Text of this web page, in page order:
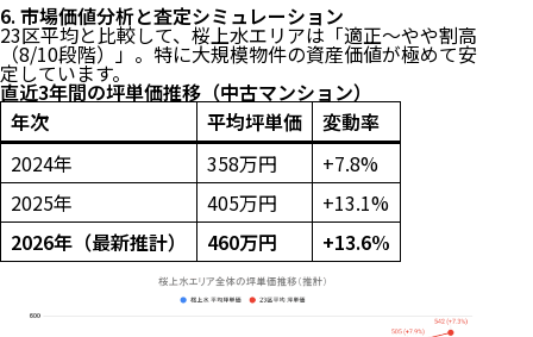
6. 市場価値分析と査定シミュレーション
23区平均と比較して、桜上水エリアは「適正〜やや割高
（8/10段階）」。特に大規模物件の資産価値が極めて安
定しています。
直近3年間の坪単価推移（中古マンション）
年次
平均坪単価
変動率
2024年
358万円
+7.8%
2025年
405万円
+13.1%
2026年（最新推計）
460万円 +13.6%